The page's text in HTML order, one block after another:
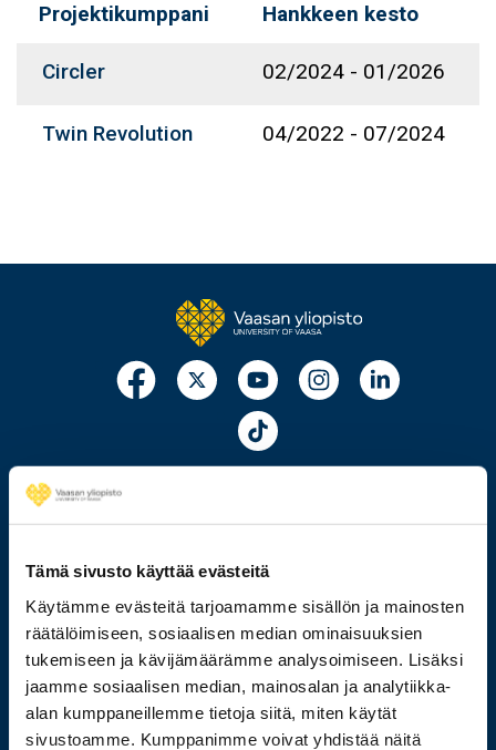
Tämä sivusto käyttää evästeitä
Käytämme evästeitä tarjoamamme sisällön ja mainosten
räätälöimiseen, sosiaalisen median ominaisuuksien
tukemiseen ja kävijämäärämme analysoimiseen. Lisäksi
jaamme sosiaalisen median, mainosalan ja analytiikka-
alan kumppaneillemme tietoja siitä, miten käytät
sivustoamme. Kumppanimme voivat yhdistää näitä
Projektikumppani Hankkeen kesto
Circler 02/2024 - 01/2026
Twin Revolution 04/2022 - 07/2024
029 449 8000
FI-65200 Vaasa PL 700
65101 Vaasa
Lisää yhteystietoja